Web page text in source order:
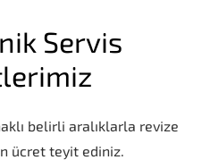
Servis
belirli aralıklarla revize
ücret teyit ediniz.